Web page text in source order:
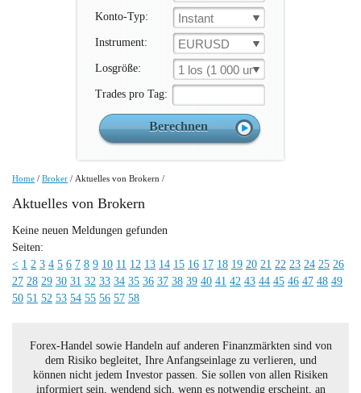
Konto-Typ: Instant
Instrument: EURUSD
Losgröße: 1 los (1 000 un.)
Trades pro Tag:
Home / Broker / Aktuelles von Brokern /
Aktuelles von Brokern
Keine neuen Meldungen gefunden
Seiten:
< 1 2 3 4 5 6 7 8 9 10 11 12 13 14 15 16 17 18 19 20 21 22 23 24 25 26
27 28 29 30 31 32 33 34 35 36 37 38 39 40 41 42 43 44 45 46 47 48 49
50 51 52 53 54 55 56 57 58
Forex-Handel sowie Handeln auf anderen Finanzmärkten sind von
dem Risiko begleitet, Ihre Anfangseinlage zu verlieren, und
können nicht jedem Investor passen. Sie sollen von allen Risiken
informiert sein, wendend sich, wenn es notwendig erscheint, an